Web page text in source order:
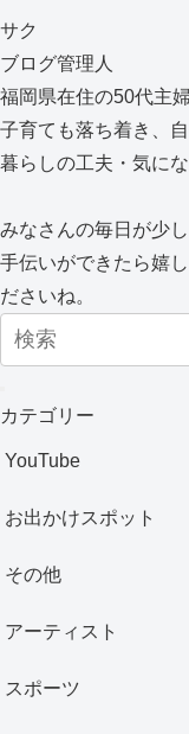
サク
ブログ管理人
福岡県在住の50代主
子育ても落ち着き、
暮らしの工夫・気に
みなさんの毎日が少
手伝いができたら嬉
ださいね。
カテゴリー
YouTube
お出かけスポット
その他
アーティスト
スポーツ